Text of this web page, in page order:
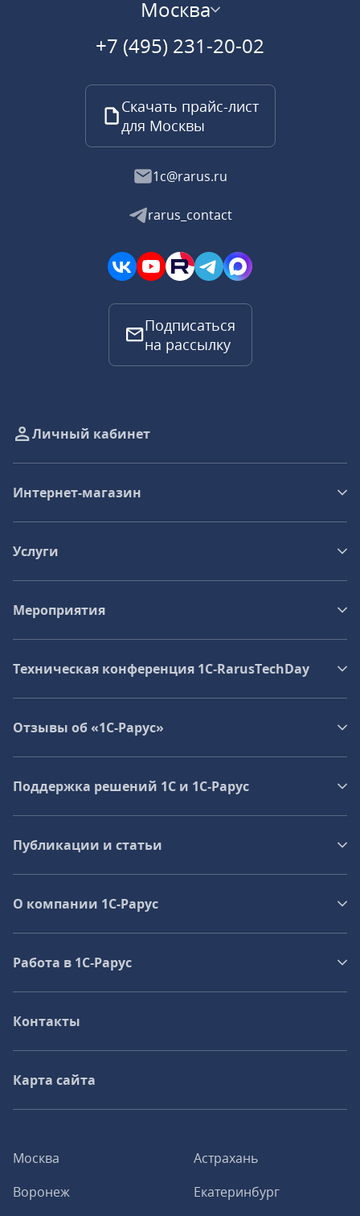
Москва
+7 (495) 231-20-02
Скачать прайс-лист
для Москвы
1c@rarus.ru
rarus_contact
Подписаться
на рассылку
Москва
Астрахань
Воронеж
Екатеринбург
Личный кабинет
Интернет-магазин
Услуги
Мероприятия
Техническая конференция 1C‑RarusTechDay
Отзывы об «1С-Рарус»
Поддержка решений 1С и 1С‑Рарус
Публикации и статьи
О компании 1C-Рарус
Работа в 1С‑Рарус
Контакты
Карта сайта